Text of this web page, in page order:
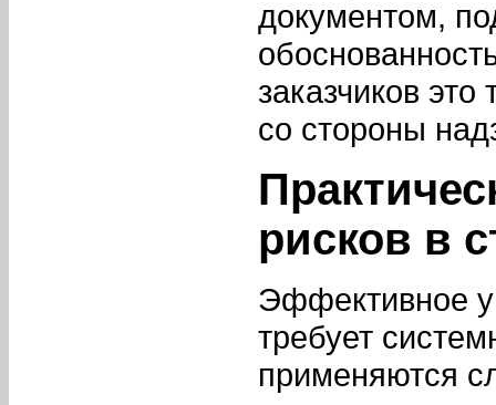
документом,
заказчиков
со стороны
рисков в
Эффективное
требует
применяются